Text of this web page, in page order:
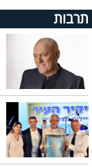
תרבות